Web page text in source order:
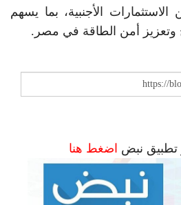
الأجنبية، بما يسهم
وتعزيز أمن الطاقة في مصر.
تطبيق نبض اضغط هنا